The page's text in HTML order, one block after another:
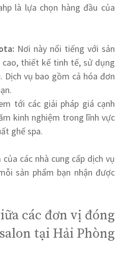
là lựa chọn hàng đầu của
Nơi này nổi tiếng với sản
thiết kế tinh tế, sử dụng
Dịch vụ bao gồm cả hóa đơn
tới các giải pháp giá cạnh
kinh nghiệm trong lĩnh vực
ghế spa.
các nhà cung cấp dịch vụ
sản phẩm bạn nhận được
các đơn vị đóng
tại Hải Phòng